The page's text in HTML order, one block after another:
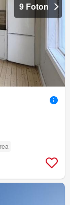
9 Foton